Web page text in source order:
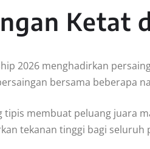
Ketat
2026 menghadirkan
bersama beberapa
tipis membuat peluang juara
tekanan tinggi bagi